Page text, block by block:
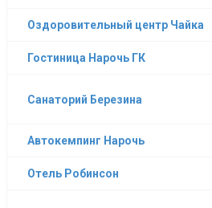
Оздоровительный центр Чайка
Гостиница Нарочь ГК
Санаторий Березина
Автокемпинг Нарочь
Отель Робинсон